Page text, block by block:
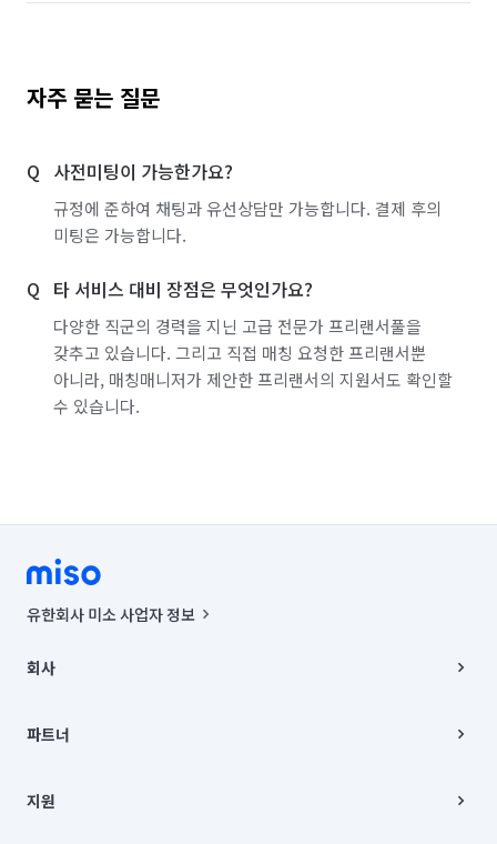
자주 묻는 질문
사전미팅이 가능한가요?
규정에 준하여 채팅과 유선상담만 가능합니다. 결제 후의
미팅은 가능합니다.
타 서비스 대비 장점은 무엇인가요?
다양한 직군의 경력을 지닌 고급 전문가 프리랜서풀을
갖추고 있습니다. 그리고 직접 매칭 요청한 프리랜서뿐
아니라, 매칭매니저가 제안한 프리랜서의 지원서도 확인할
수 있습니다.
유한회사 미소 사업자 정보
00019 |
주소 | 본사: 서울특별시 종로구 율곡로 6(중학동, 트윈트리빌딩) B동 5층
컨택센터 : 서울특별시 종로구 수송동 율곡로 24, 7층, 8층 미소
상품, 상품정보, 거래에 관한 의무와 책임은 거래당사자에게 있습니다.
언론 보도 관련 문의:
회사
채용
파트너
이사
지원